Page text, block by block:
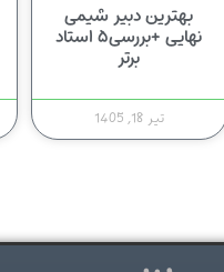
بهترین دبیر شیمی
نهایی +بررسی۵ استاد
برتر
تیر 18, 1405